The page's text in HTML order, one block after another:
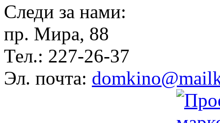
Следи за нами:
пр. Мира, 88
Тел.: 227-26-37
Эл. почта: